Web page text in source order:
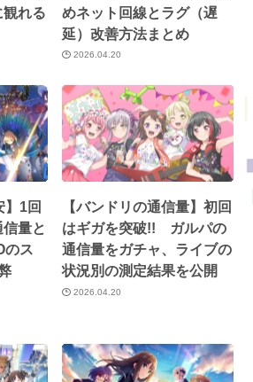
れる
めネット回線とラグ（遅
延）改善方法まとめ
2026.04.20
】1回
量と
のス
【バンドリの通信量】初回
はギガを突破!! ガルパの
通信量をガチャ、ライブの
状況別の測定結果を公開
2026.04.20